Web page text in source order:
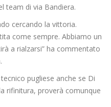
team di via Bandiera.
cercando la vittoria.
come sempre. Abbiamo un
a rialzarsi” ha commentato
pugliese anche se Di
rifinitura, proverà comunque